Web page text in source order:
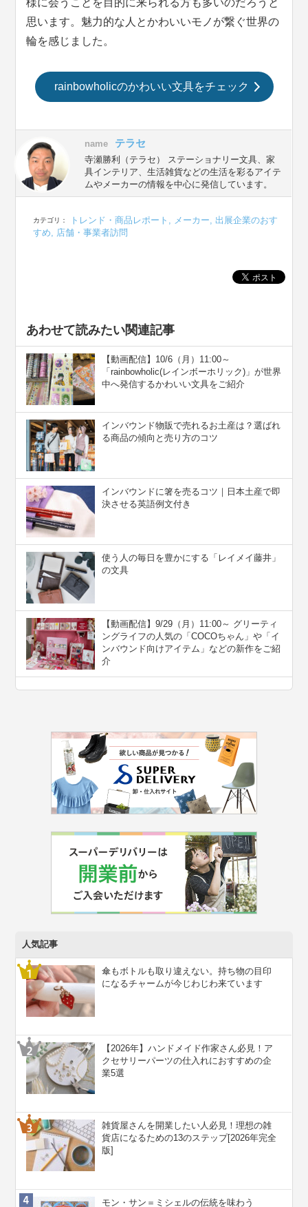
様に会うことを目的に来られる方も多いのだろうと
思います。魅力的な人とかわいいモノが繋ぐ世界の
輪を感じました。
rainbowholicのかわいい文具をチェック
name テラセ
寺瀬勝利（テラセ） ステーショナリー文具、家
具インテリア、生活雑貨などの生活を彩るアイテ
ムやメーカーの情報を中心に発信しています。
カテゴリ： トレンド・商品レポート , メーカー, 出展企業のおす
すめ, 店舗・事業者訪問
あわせて読みたい関連記事
【動画配信】10/6（月）11:00～
「rainbowholic(レインボーホリック)」が世界
中へ発信するかわいい文具をご紹介
インバウンド物販で売れるお土産は？選ばれ
る商品の傾向と売り方のコツ
インバウンドに箸を売るコツ｜日本土産で即
決させる英語例文付き
使う人の毎日を豊かにする「レイメイ藤井」
の文具
【動画配信】9/29（月）11:00～ グリーティ
ングライフの人気の「COCOちゃん」や「イ
ンバウンド向けアイテム」などの新作をご紹
介
人気記事
傘もボトルも取り違えない。持ち物の目印
になるチャームが今じわじわ来ています
【2026年】ハンドメイド作家さん必見！ア
クセサリーパーツの仕入れにおすすめの企
業5選
雑貨屋さんを開業したい人必見！理想の雑
貨店になるための13のステップ[2026年完全
版]
モン・サン＝ミシェルの伝統を味わう